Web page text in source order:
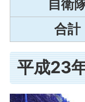
自衛
合計
平成23